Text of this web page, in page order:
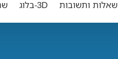
שאלות ותשובות 3D-בלוג